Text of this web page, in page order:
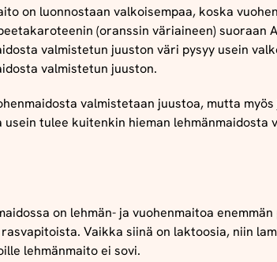
on luonnostaan valkoisempaa, koska
(oranssin väriaineen) suoraan
valmistetun juuston väri pysyy usein
valmistetun juuston.
valmistetaan juustoa, mutta
tulee kuitenkin hieman lehmänmaidosta
on lehmän- ja vuohenmaitoa
Vaikka siinä on laktoosia, niin
lehmänmaito ei sovi.